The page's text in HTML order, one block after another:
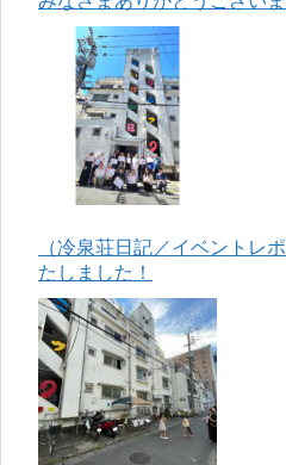
（冷泉荘日記／イベントレ
たしました！